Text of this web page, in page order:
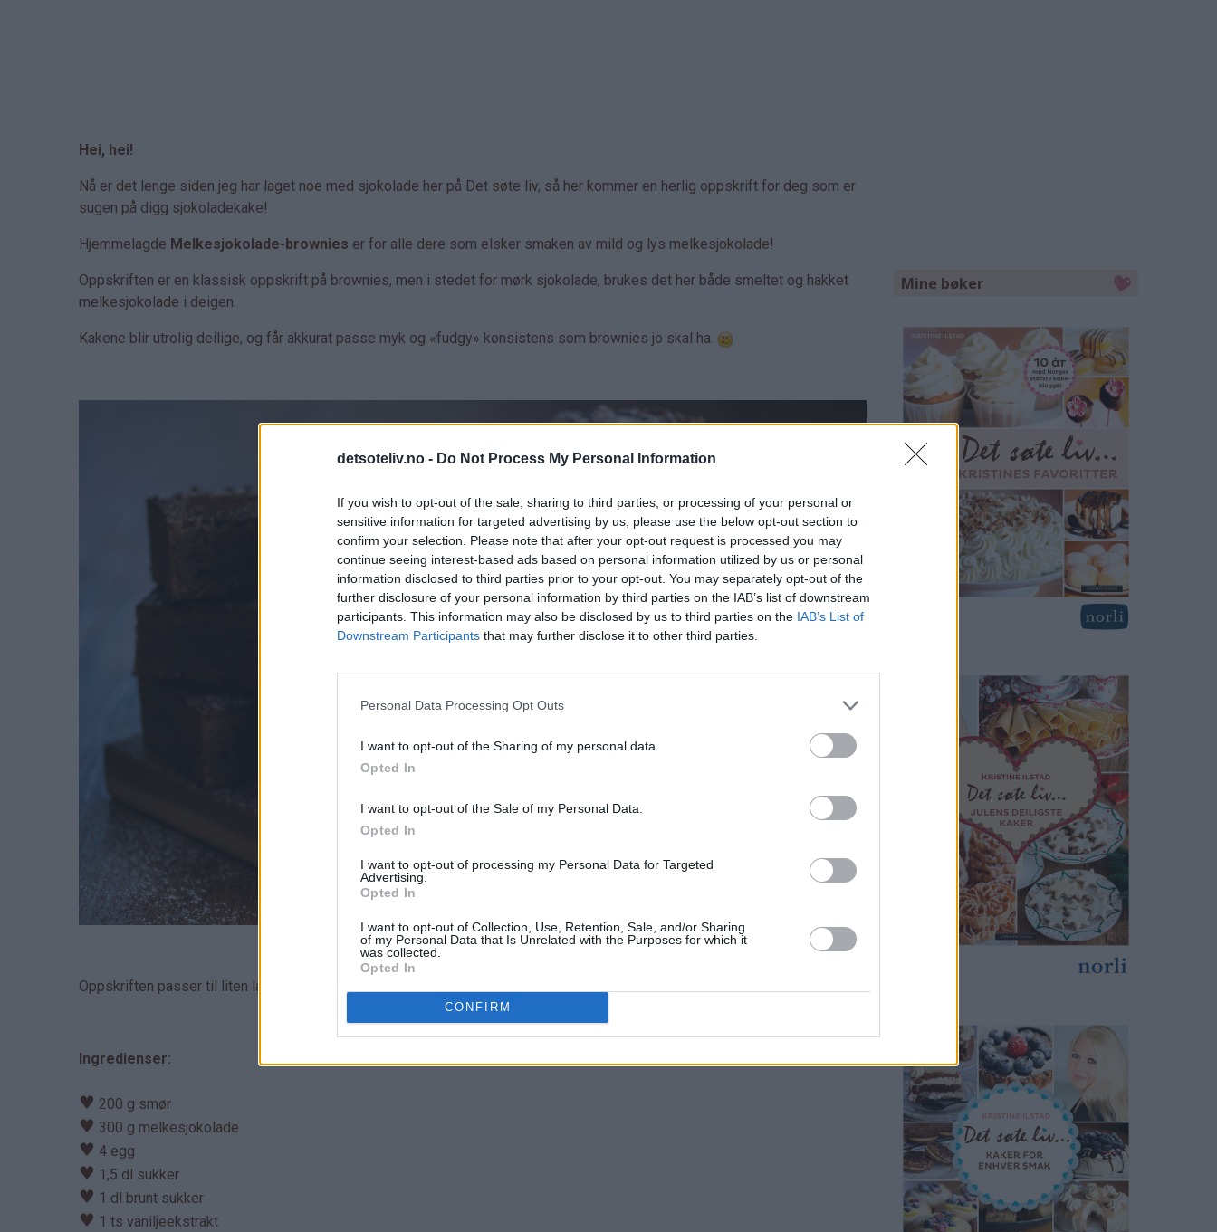
detsoteliv.no - Do Not Process My Personal Information
If you wish to opt-out of the sale, sharing to third parties, or processing of your personal or
sensitive information for targeted advertising by us, please use the below opt-out section to
confirm your selection. Please note that after your opt-out request is processed you may
continue seeing interest-based ads based on personal information utilized by us or personal
information disclosed to third parties prior to your opt-out. You may separately opt-out of the
further disclosure of your personal information by third parties on the IAB’s list of downstream
participants. This information may also be disclosed by us to third parties on the IAB’s List of
Downstream Participants that may further disclose it to other third parties.
Personal Data Processing Opt Outs
I want to opt-out of the Sharing of my personal data.
Opted In
I want to opt-out of the Sale of my Personal Data.
Opted In
I want to opt-out of processing my Personal Data for Targeted
Advertising.
Opted In
I want to opt-out of Collection, Use, Retention, Sale, and/or Sharing
of my Personal Data that Is Unrelated with the Purposes for which it
was collected.
Opted In
CONFIRM
Hei, hei!
Nå er det lenge siden jeg har laget noe med sjokolade her på Det søte liv, så her kommer en herlig oppskrift for deg som er
sugen på digg sjokoladekake!
Hjemmelagde Melkesjokolade-brownies er for alle dere som elsker smaken av mild og lys melkesjokolade!
Oppskriften er en klassisk oppskrift på brownies, men i stedet for mørk sjokolade, brukes det her både smeltet og hakket
melkesjokolade i deigen.
Kakene blir utrolig deilige, og får akkurat passe myk og «fudgy» konsistens som brownies jo skal ha.
Oppskriften passer til liten langpanne.
Ingredienser:
♥ 200 g smør
♥ 300 g melkesjokolade
♥ 4 egg
♥ 1,5 dl sukker
♥ 1 dl brunt sukker
♥ 1 ts vaniljeekstrakt
Mine bøker